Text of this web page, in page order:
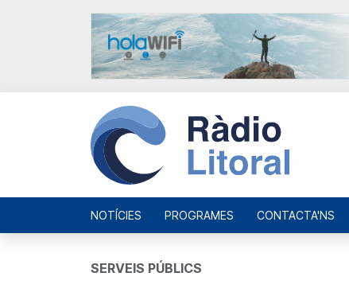
NOTÍCIES PROGRAMES CONTACTA'NS
SERVEIS PÚBLICS